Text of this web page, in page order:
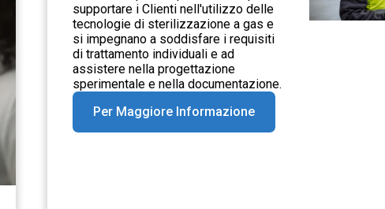
supportare i Clienti nell'utilizzo delle
tecnologie di sterilizzazione a gas e
si impegnano a soddisfare i requisiti
di trattamento individuali e ad
assistere nella progettazione
sperimentale e nella documentazione.
Per Maggiore Informazione